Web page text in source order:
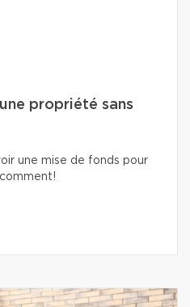
propriété sans
une mise de fonds pour